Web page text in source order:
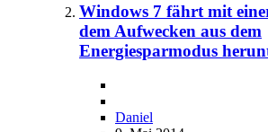
Windows 7 fährt mit
dem Aufwecken aus dem
Energiesparmodus
Daniel